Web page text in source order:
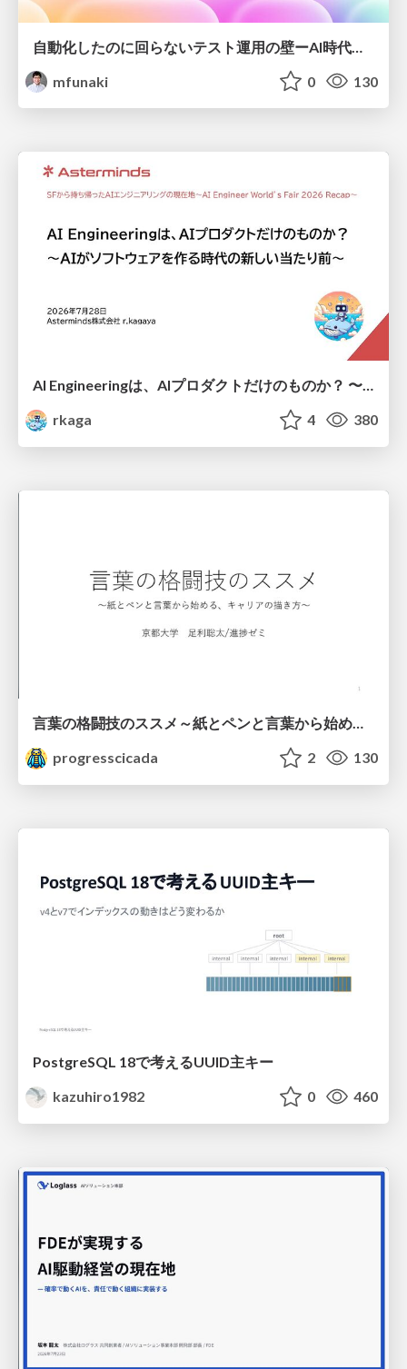
mfunaki
0 130
AI Engineeringは、AIプロダクトだけのものか？ 〜AIがソフトウェアを作る時代の新しい当たり前〜 / No AI in your product. AI Engineering in your development.
rkaga
4 380
言葉の格闘技のススメ～紙とペンと言葉から始める、キャリアの描き方～
progresscicada
2 130
PostgreSQL 18で考えるUUID主キー
kazuhiro1982
0 460